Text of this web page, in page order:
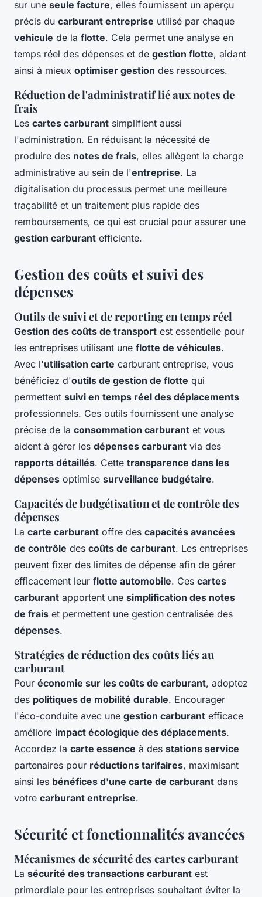
sur une seule facture, elles fournissent un aperçu
précis du carburant entreprise utilisé par chaque
vehicule de la flotte. Cela permet une analyse en
temps réel des dépenses et de gestion flotte, aidant
ainsi à mieux optimiser gestion des ressources.
Réduction de l'administratif lié aux notes de
frais
Les cartes carburant simplifient aussi
l'administration. En réduisant la nécessité de
produire des notes de frais, elles allègent la charge
administrative au sein de l'entreprise. La
digitalisation du processus permet une meilleure
traçabilité et un traitement plus rapide des
remboursements, ce qui est crucial pour assurer une
gestion carburant efficiente.
Gestion des coûts et suivi des
dépenses
Outils de suivi et de reporting en temps réel
Gestion des coûts de transport est essentielle pour
les entreprises utilisant une flotte de véhicules.
Avec l'utilisation carte carburant entreprise, vous
bénéficiez d'outils de gestion de flotte qui
permettent suivi en temps réel des déplacements
professionnels. Ces outils fournissent une analyse
précise de la consommation carburant et vous
aident à gérer les dépenses carburant via des
rapports détaillés. Cette transparence dans les
dépenses optimise surveillance budgétaire.
Capacités de budgétisation et de contrôle des
dépenses
La carte carburant offre des capacités avancées
de contrôle des coûts de carburant. Les entreprises
peuvent fixer des limites de dépense afin de gérer
efficacement leur flotte automobile. Ces cartes
carburant apportent une simplification des notes
de frais et permettent une gestion centralisée des
dépenses.
Stratégies de réduction des coûts liés au
carburant
Pour économie sur les coûts de carburant, adoptez
des politiques de mobilité durable. Encourager
l'éco-conduite avec une gestion carburant efficace
améliore impact écologique des déplacements.
Accordez la carte essence à des stations service
partenaires pour réductions tarifaires, maximisant
ainsi les bénéfices d'une carte de carburant dans
votre carburant entreprise.
Sécurité et fonctionnalités avancées
Mécanismes de sécurité des cartes carburant
La sécurité des transactions carburant est
primordiale pour les entreprises souhaitant éviter la